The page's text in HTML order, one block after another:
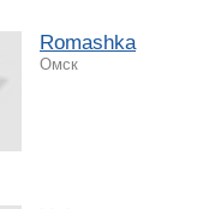
Romashka
Омск